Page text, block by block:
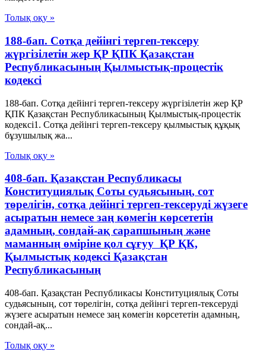
Толық оқу »
188-бап. Сотқа дейінгі тергеп-тексеру
жүргiзiлетiн жер ҚР ҚПК Қазақстан
Республикасының Қылмыстық-процестік
кодексi
188-бап. Сотқа дейінгі тергеп-тексеру жүргiзiлетiн жер ҚР
ҚПК Қазақстан Республикасының Қылмыстық-процестік
кодексi1. Сотқа дейінгі тергеп-тексеру қылмыстық құқық
бұзушылық жа...
Толық оқу »
408-бап. Қазақстан Республикасы
Конституциялық Соты судьясының, сот
төрелігін, сотқа дейінгі тергеп-тексеруді жүзеге
асыратын немесе заң көмегін көрсететін
адамның, сондай-ақ сарапшының және
маманның өмiрiне қол сұғуу ҚР ҚК,
Қылмыстық кодексi Қазақстан
Республикасының
408-бап. Қазақстан Республикасы Конституциялық Соты
судьясының, сот төрелігін, сотқа дейінгі тергеп-тексеруді
жүзеге асыратын немесе заң көмегін көрсететін адамның,
сондай-ақ...
Толық оқу »